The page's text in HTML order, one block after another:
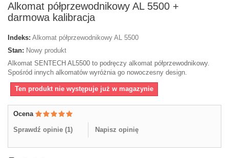
Alkomat półprzewodnikowy AL 5500 +
darmowa kalibracja
Indeks: Alkomat półprzewodnikowy AL 5500
Stan: Nowy produkt
Alkomat SENTECH AL5500 to podręczy alkomat półprzewodnikowy.
Spośród innych alkomatów wyróżnia go nowoczesny design.
Ten produkt nie występuje już w magazynie
Ocena
Sprawdź opinie (1) Napisz opinię